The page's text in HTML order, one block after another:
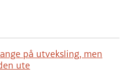
på utveksling, men
ute